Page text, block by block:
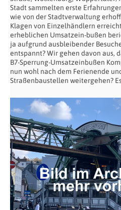
Stadt sammelten erste
wie von der Stadtverwaltung
Klagen von Einzelhändlern
erheblichen Umsatzein-bußen
ja aufgrund ausbleibender
entspannt? Wir gehen davon aus,
B7-Sperrung-Umsatzeinbußen
nun wohl nach dem Ferienende
Straßenbaustellen weitergehen?